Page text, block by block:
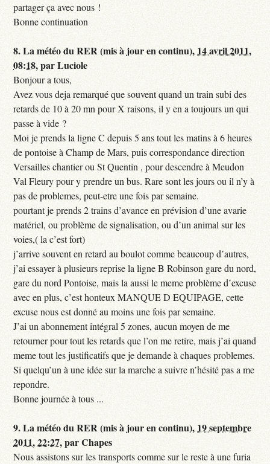
partager ça avec nous !
Bonne continuation
8.La météo du RER (mis à jour en continu), 14 avril 2011,
08:18,parLuciole
Bonjour a tous,
Avez vous deja remarqué que souvent quand un train subi des
retards de 10 à 20 mn pour X raisons, il y en a toujours un qui
passe à vide ?
Moi je prends la ligne C depuis 5 ans tout les matins à 6 heures
de pontoise à Champ de Mars, puis correspondance direction
Versailles chantier ou St Quentin , pour descendre à Meudon
Val Fleury pour y prendre un bus. Rare sont les jours ou il n’y à
pas de problemes, peut-etre une fois par semaine.
pourtant je prends 2 trains d’avance en prévision d’une avarie
matériel, ou problème de signalisation, ou d’un animal sur les
voies,( la c’est fort)
j’arrive souvent en retard au boulot comme beaucoup d’autres,
j’ai essayer à plusieurs reprise la ligne B Robinson gare du nord,
gare du nord Pontoise, mais la aussi le meme problème d’excuse
avec en plus, c’est honteux MANQUE D EQUIPAGE, cette
excuse nous est donné au moins une fois par semaine.
J’ai un abonnement intégral 5 zones, aucun moyen de me
retourner pour tout les retards que l’on me retire, mais j’ai quand
meme tout les justificatifs que je demande à chaques problemes.
Si quelqu’un à une idée sur la marche a suivre n’hésité pas a me
repondre.
Bonne journée à tous ...
9.La météo du RER (mis à jour en continu), 19 septembre
2011, 22:27,parChapes
Nous assistons sur les transports comme sur le reste à une furia